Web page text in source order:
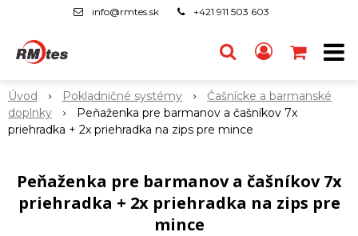
info@rmtes.sk +421 911 503 603
Úvod Pokladničné systémy
Čašnícke a barmanské
doplnky
Peňaženka pre barmanov a čašníkov 7x
priehradka + 2x priehradka na zips pre mince
Peňaženka pre barmanov a čašníkov 7x
priehradka + 2x priehradka na zips pre
mince